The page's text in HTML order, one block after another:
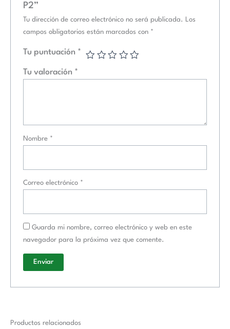
P2”
Tu dirección de correo electrónico no será publicada.
Los
campos obligatorios están marcados con *
Tu puntuación *
Tu valoración *
Nombre *
Correo electrónico *
Guarda mi nombre, correo electrónico y web en este
navegador para la próxima vez que comente.
Productos relacionados